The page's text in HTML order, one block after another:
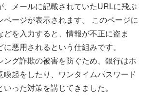
、メールに記載されていたURLに飛ぶ
ページが表示されます。 このページに
どを入力すると、情報が不正に盗ま
悪用されるという仕組みです。
ング詐欺の被害を防ぐため、銀行はホ
喚起をしたり、ワンタイムパスワード
った対策を講じてきました。